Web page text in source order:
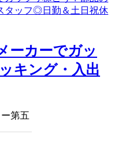
ーカーでガッ
キング・入出
第五